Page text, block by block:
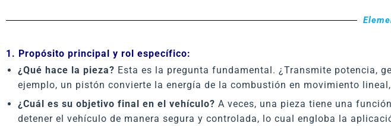
1. Propósito principal y rol específico:
¿Qué hace la pieza? Esta es la pregunta fundamental. ¿Transmite potencia,
ejemplo, un pistón convierte la energía de la combustión en movimiento
¿Cuál es su objetivo final en el vehículo? A veces, una pieza tiene una
detener el vehículo de manera segura y controlada, lo cual engloba la